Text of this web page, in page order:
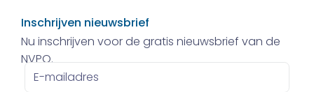
Inschrijven nieuwsbrief
Nu inschrijven voor de gratis nieuwsbrief van de
NVPO.
E-
mailadres